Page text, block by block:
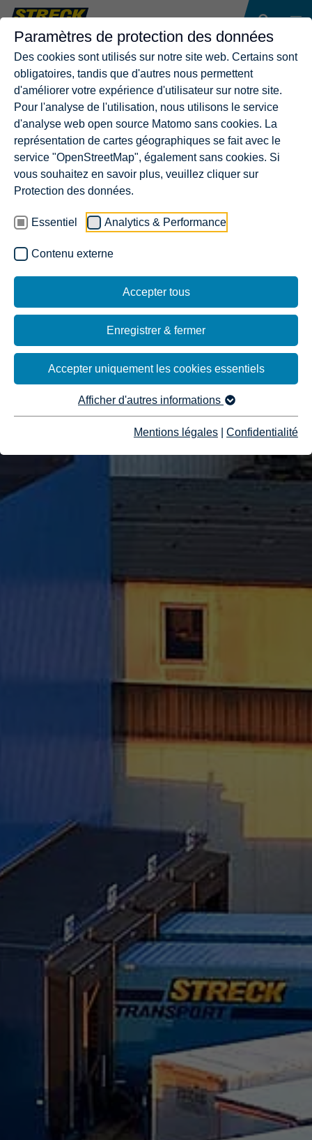
Paramètres de protection des données
Des cookies sont utilisés sur notre site web. Certains sont
obligatoires, tandis que d'autres nous permettent
d'améliorer votre expérience d'utilisateur sur notre site.
Pour l'analyse de l'utilisation, nous utilisons le service
d'analyse web open source Matomo sans cookies. La
représentation de cartes géographiques se fait avec le
service "OpenStreetMap", également sans cookies. Si
vous souhaitez en savoir plus, veuillez cliquer sur
Protection des données.
Essentiel Analytics & Performance
Contenu externe
Accepter tous
Enregistrer & fermer
Accepter uniquement les cookies essentiels
Afficher d'autres informations
Mentions légales Confidentialité